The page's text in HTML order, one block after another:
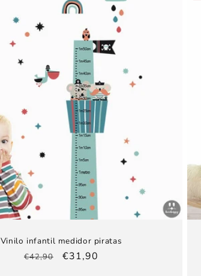
Vinilo infantil medidor piratas
Precio
€42,90
Precio
€31,90